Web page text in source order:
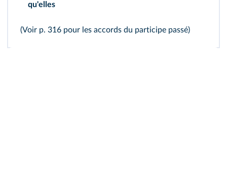
qu'elles
(Voir p. 316 pour les accords du participe passé)